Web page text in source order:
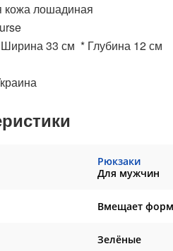
кожа лошадиная
33 см * Глубина 12 см
Рюкзаки
Для мужчин
Вмещает
Зелёные